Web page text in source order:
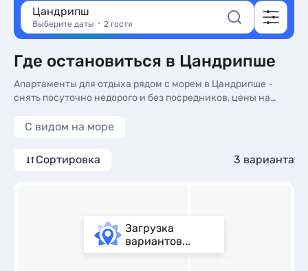
Цандрипш
Выберите даты 2 гостя
Где остановиться в Цандрипше
Апартаменты для отдыха рядом с морем в Цандрипше -
снять посуточно недорого и без посредников, цены на
апартаменты у моря в Цандрипше - более 10 вариантов, от
белья и видом на горы.
С видом на море
Сортировка 3 варианта
Загрузка
вариантов...